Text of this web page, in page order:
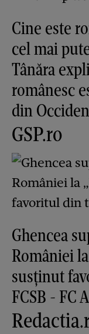
Cine este
cel mai
Tânăra
românesc
din
GSP.ro
Ghencea
României
susținut
FCSB - FC